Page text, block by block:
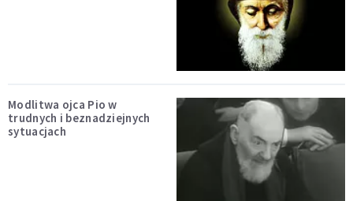
Modlitwa ojca Pio w
trudnych i beznadziejnych
sytuacjach